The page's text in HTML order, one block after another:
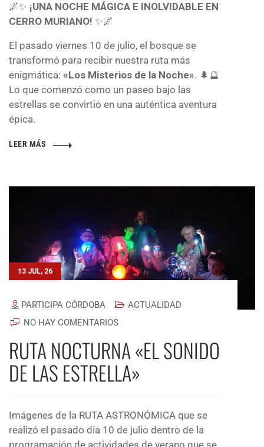
🌌✨ ¡UNA NOCHE MÁGICA E INOLVIDABLE EN
CERRO MURIANO! ✨🌌
El pasado viernes 10 de julio, el bosque se
transformó para recibir nuestra ruta más
enigmática: «Los Misterios de la Noche». 🌲🔮
Lo que comenzó como un paseo bajo las
estrellas se convirtió en una auténtica aventura
épica.
LEER MÁS
13 JUL, 26
PARTICIPA CÓRDOBA
ACTUALIDAD
NO HAY COMENTARIOS
RUTA NOCTURNA «EL SONIDO
DE LAS ESTRELLA»
Imágenes de la RUTA ASTRONÓMICA que se
realizó el pasado día 10 de julio dentro de la
programación de actividades de verano que se